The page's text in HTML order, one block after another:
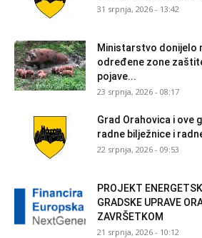
31 srpnja, 2026 - 13:42
Ministarstvo donijelo
određene zone
pojave...
23 srpnja, 2026 - 08:17
Grad Orahovica i ove
radne bilježnice i
22 srpnja, 2026 - 09:53
PROJEKT
GRADSKE UPRAVE
ZAVRŠETKOM
21 srpnja, 2026 - 10:12